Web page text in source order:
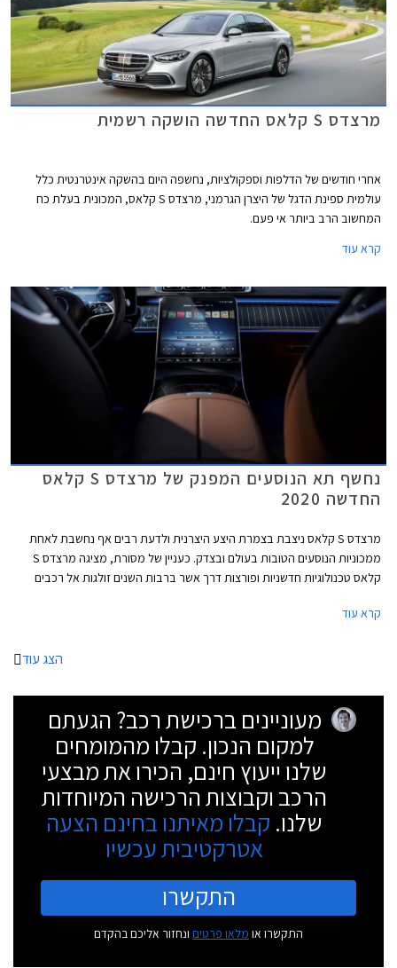
מרצדס S קלאס החדשה הושקה רשמית
אחרי חודשים של הדלפות וספקולציות, נחשפה היום בהשקה אינטרנטית כלל
עולמית ספינת הדגל של היצרן הגרמני, מרצדס S קלאס, המכונית בעלת כח
המחשוב הרב ביותר אי פעם.
קרא עוד
נחשף תא הנוסעים המפנק של מרצדס S קלאס
החדשה 2020
מרצדס S קלאס ניצבת בצמרת היצע היצרנית ולדעת רבים אף נחשבת לאחת
ממכוניות הנוסעים הטובות בעולם ובצדק. כעניין של מסורת, מציגה מרצדס S
קלאס טכנולוגיות חדשניות ופורצות דרך אשר ברבות השנים זולגות אל רכבים
לראשונה את כרית האוויר ואת מערכת בקרת השיוט האדפטיבית.
קרא עוד
הצג עוד
מעוניינים ברכישת רכב? הגעתם
למקום הנכון. קבלו מהמומחים
שלנו ייעוץ חינם, הכירו את מבצעי
הרכב וקבוצות הרכישה המיוחדות
שלנו. קבלו מאיתנו בחינם הצעה
אטרקטיבית עכשיו
התקשרו
התקשרו או מלאו פרטים ונחזור אליכם בהקדם